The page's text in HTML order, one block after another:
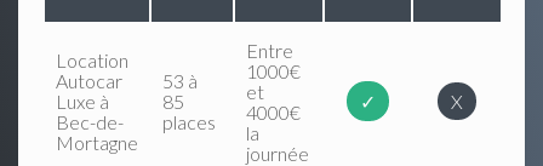
Location
Autocar
Luxe à
Bec-de-
Mortagne
53 à
85
places
Entre
1000€
et
4000€
la
journée
✓ X